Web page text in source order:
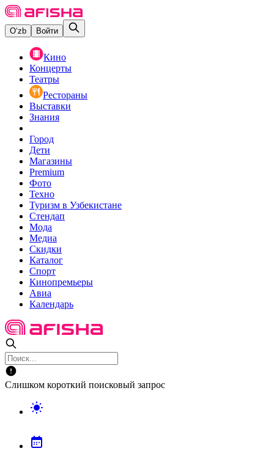
O‘zb Войти
Кино
Концерты
Театры
Рестораны
Выставки
Знания
Город
Дети
Магазины
Premium
Фото
Техно
Туризм в Узбекистане
Стендап
Мода
Медиа
Скидки
Каталог
Спорт
Кинопремьеры
Авиа
Календарь
Слишком короткий поисковый запрос